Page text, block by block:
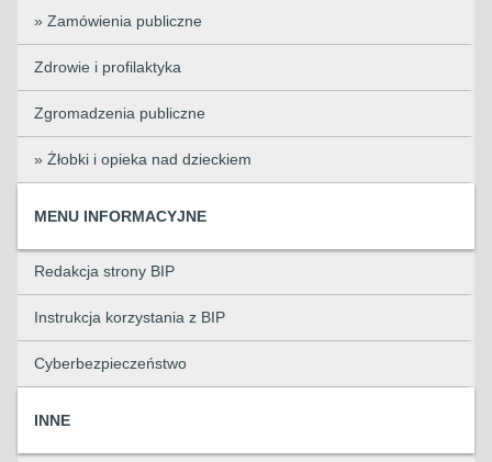
» Zamówienia publiczne
Zdrowie i profilaktyka
Zgromadzenia publiczne
» Żłobki i opieka nad dzieckiem
MENU INFORMACYJNE
Redakcja strony BIP
Instrukcja korzystania z BIP
Cyberbezpieczeństwo
INNE